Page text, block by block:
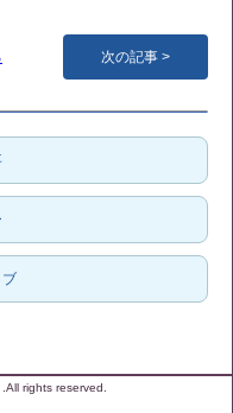
次の記事
ブ
rights reserved.